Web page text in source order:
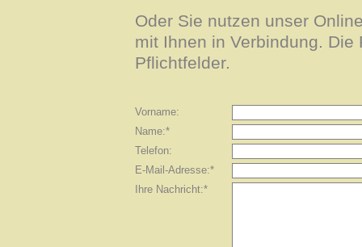
Oder Sie nutzen unser
mit Ihnen in Verbindung.
Pflichtfelder.
Vorname:
Name:*
Telefon:
E-Mail-Adresse:*
Ihre Nachricht:*